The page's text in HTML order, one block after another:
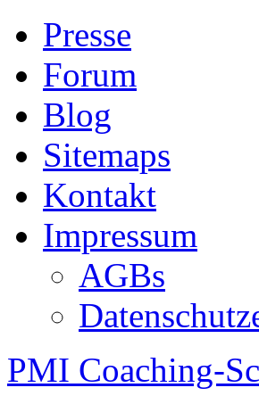
Presse
Forum
Blog
Sitemaps
Kontakt
Impressum
AGBs
PMI Coaching-